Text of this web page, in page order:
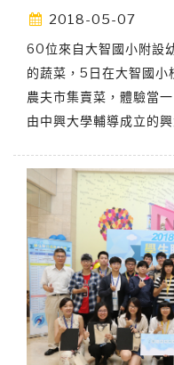
2018-05-07
60位來自大智國小附設
的蔬菜，5日在大智國小
農夫市集賣菜，體驗當
由中興大學輔導成立的